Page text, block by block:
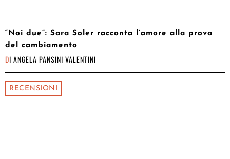
“Noi due”: Sara Soler racconta l’amore alla prova
del cambiamento
DI ANGELA PANSINI VALENTINI
RECENSIONI